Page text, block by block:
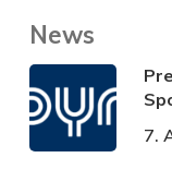
News
7.